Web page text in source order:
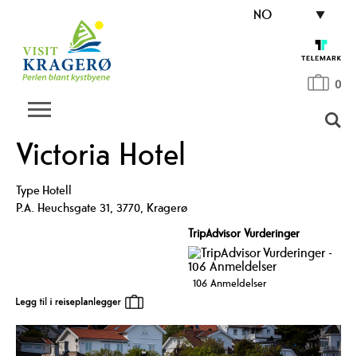
NO
0
Victoria Hotel
TypeHotell
P.A. Heuchsgate 31, 3770, Kragerø
TripAdvisor Vurderinger
106 Anmeldelser